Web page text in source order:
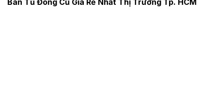
Bán Tủ Đông Cũ Giá Rẻ Nhất Thị Trường Tp. HCM